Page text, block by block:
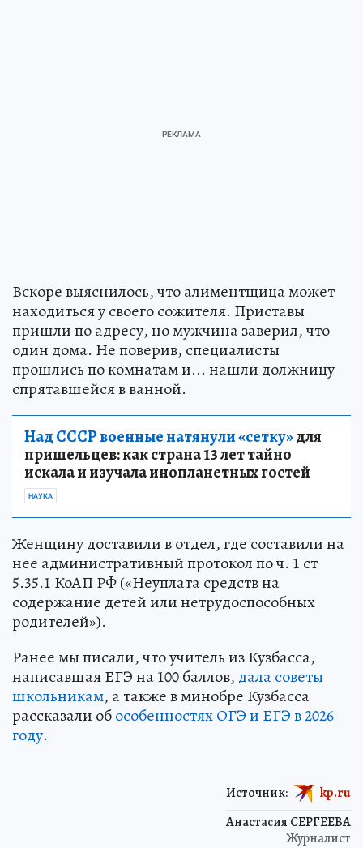
Вскоре выяснилось, что алиментщица может
находиться у своего сожителя. Приставы
пришли по адресу, но мужчина заверил, что
один дома. Не поверив, специалисты
прошлись по комнатам и... нашли должницу
спрятавшейся в ванной.
Над СССР военные натянули «сетку»для
пришельцев: как страна 13 лет тайно
искала и изучала инопланетных гостей
НАУКА
Женщину доставили в отдел, где составили на
нее административный протокол по ч. 1 ст
5.35.1 КоАП РФ («Неуплата средств на
содержание детей или нетрудоспособных
родителей»).
Ранее мы писали, что учитель из Кузбасса,
написавшая ЕГЭ на 100 баллов, дала советы
школьникам, а также в минобре Кузбасса
рассказали обособенностях ОГЭ и ЕГЭ в 2026
году.
Анастасия СЕРГЕЕВА
Журналист
Источник: kp.ru